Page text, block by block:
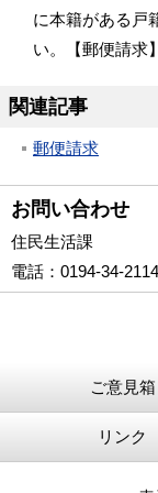
に本籍がある戸
い。【郵便請求】
関連記事
郵便請求
お問い合わせ
住民生活課
電話 ：0194-34-2114
ご意見箱
リンク